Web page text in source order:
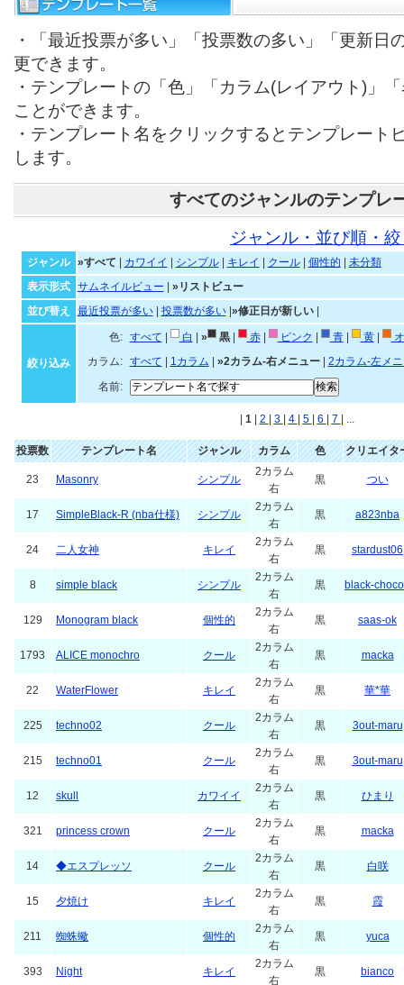
・「最近投票が多い」「投票数の多い」「更新日
更できます。
・テンプレートの「色」「カラム(レイアウト)」
ことができます。
・テンプレート名をクリックするとテンプレート
します。
すべてのジャンルのテンプレ
ジャンル・並び順・
ジャンル »すべて カワイイ シンプル| キレイ クール| 個性的
未分類
表示形式
サムネイルビュー
»リストビュー
並び替え
最近投票が多い| 投票数が多い| »修正日が新しい|
絞り込み
色: すべて 白 » 黒| 赤| ピンク 青| 黄|
カラム:
すべて 1カラム »2カラム-右メニュー| 2カラム-左メ
名前:
1 2 3 4 5 6 7 | ...
投票数 テンプレート名 ジャンル カラム 色 クリエイタ
23 Masonry シンプル
2カラム
右
黒 つい
17 SimpleBlack-R (nba仕様) シンプル
2カラム
右
黒 a823nba
24 二人女神 キレイ
2カラム
右
黒 stardust06
8 simple black シンプル
2カラム
右
黒 black-
129 Monogram black 個性的
2カラム
右
黒 saas-ok
1793 ALICE monochro クール
2カラム
右
黒 macka
22 WaterFlower キレイ
2カラム
右
黒 華*華
225 techno02 クール
2カラム
右
黒 3out-maru
215 techno01 クール
2カラム
右
黒 3out-maru
12 skull カワイイ
2カラム
右
黒 ひまり
321 princess crown クール
2カラム
右
黒 macka
14 ◆エスプレッソ クール
2カラム
右
黒 白咲
15 夕焼け キレイ
2カラム
右
黒 霞
211 蜘蛛蠍 個性的
2カラム
右
黒 yuca
393 Night キレイ
2カラム
右
黒 bianco